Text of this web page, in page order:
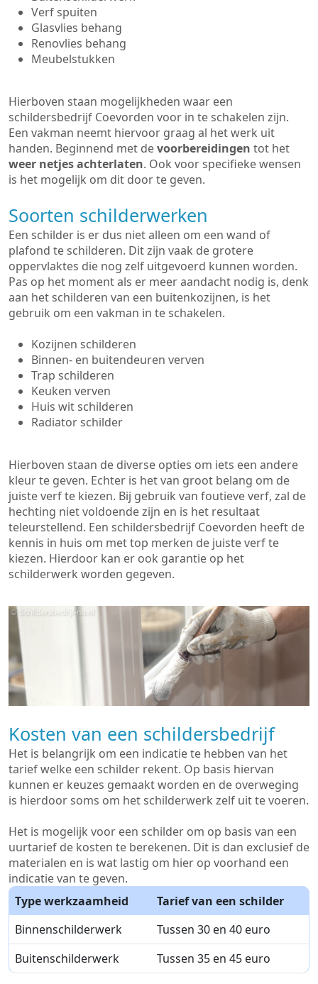
Verf spuiten
Glasvlies behang
Renovlies behang
Meubelstukken
Hierboven staan mogelijkheden waar een
schildersbedrijf Coevorden voor in te schakelen zijn.
Een vakman neemt hiervoor graag al het werk uit
handen. Beginnend met devoorbereidingen tot het
weer netjes achterlaten. Ook voor specifieke wensen
is het mogelijk om dit door te geven.
Soorten schilderwerken
Een schilder is er dus niet alleen om een wand of
plafond te schilderen. Dit zijn vaak de grotere
oppervlaktes die nog zelf uitgevoerd kunnen worden.
Pas op het moment als er meer aandacht nodig is, denk
aan het schilderen van een buitenkozijnen, is het
gebruik om een vakman in te schakelen.
Kozijnen schilderen
Binnen- en buitendeuren verven
Trap schilderen
Keuken verven
Huis wit schilderen
Radiator schilder
Hierboven staan de diverse opties om iets een andere
kleur te geven. Echter is het van groot belang om de
juiste verf te kiezen. Bij gebruik van foutieve verf, zal de
hechting niet voldoende zijn en is het resultaat
teleurstellend. Een schildersbedrijf Coevorden heeft de
kennis in huis om met top merken de juiste verf te
kiezen. Hierdoor kan er ook garantie op het
schilderwerk worden gegeven.
Kosten van een schildersbedrijf
Het is belangrijk om een indicatie te hebben van het
tarief welke een schilder rekent. Op basis hiervan
kunnen er keuzes gemaakt worden en de overweging
is hierdoor soms om het schilderwerk zelf uit te voeren.
Het is mogelijk voor een schilder om op basis van een
uurtarief de kosten te berekenen. Dit is dan exclusief de
materialen en is wat lastig om hier op voorhand een
indicatie van te geven.
Type werkzaamheid
Tarief van een schilder
Binnenschilderwerk
Tussen 30 en 40 euro
Buitenschilderwerk
Tussen 35 en 45 euro